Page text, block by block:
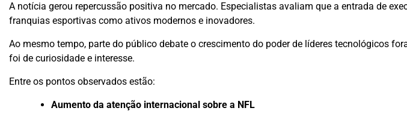
A notícia gerou repercussão positiva no mercado. Especialistas avaliam que a entrada de
franquias esportivas como ativos modernos e inovadores.
Ao mesmo tempo, parte do público debate o crescimento do poder de líderes tecnológicos
foi de curiosidade e interesse.
Entre os pontos observados estão:
Aumento da atenção internacional sobre a NFL